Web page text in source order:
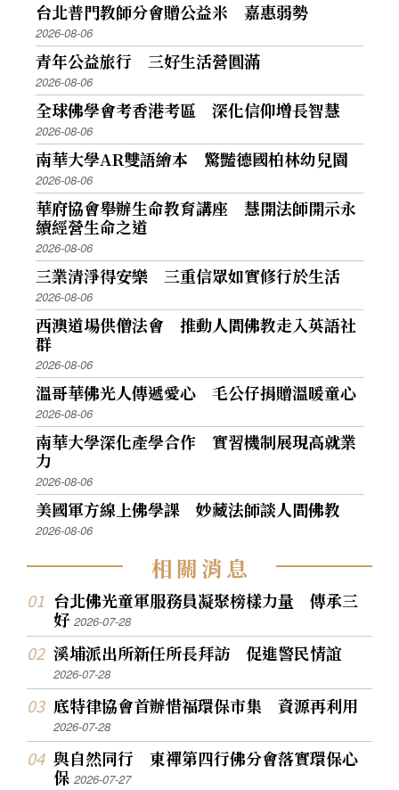
台北普門教師分會贈公益米 嘉惠弱勢
2026-08-06
青年公益旅行 三好生活營圓滿
2026-08-06
全球佛學會考香港考區 深化信仰增長智慧
2026-08-06
南華大學AR雙語繪本 驚豔德國柏林幼兒園
2026-08-06
華府協會舉辦生命教育講座 慧開法師開示永
續經營生命之道
2026-08-06
三業清淨得安樂 三重信眾如實修行於生活
2026-08-06
西澳道場供僧法會 推動人間佛教走入英語社
群
2026-08-06
溫哥華佛光人傳遞愛心 毛公仔捐贈溫暖童心
2026-08-06
南華大學深化產學合作 實習機制展現高就業
力
2026-08-06
美國軍方線上佛學課 妙藏法師談人間佛教
2026-08-06
相關消息
台北佛光童軍服務員凝聚榜樣力量 傳承三
好2026-07-28
溪埔派出所新任所長拜訪 促進警民情誼
2026-07-28
底特律協會首辦惜福環保市集 資源再利用
2026-07-28
與自然同行 東禪第四行佛分會落實環保心
保2026-07-27